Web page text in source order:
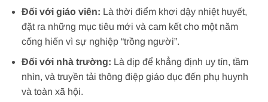
Đối với giáo viên: Là thời điểm khơi dậy nhiệt huyết,
đặt ra những mục tiêu mới và cam kết cho một năm
cống hiến vì sự nghiệp “trồng người”.
Đối với nhà trường: Là dịp để khẳng định uy tín, tầm
nhìn, và truyền tải thông điệp giáo dục đến phụ huynh
và toàn xã hội.